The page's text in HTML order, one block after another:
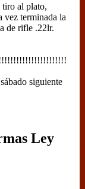
tiro al plato,
vez terminada la
de rifle .22lr.
siguiente
Ley